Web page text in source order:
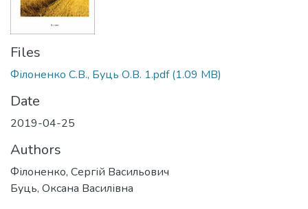
Files
Філоненко С.В., Буць О.В. 1.pdf(1.09 MB)
Date
2019-04-25
Authors
Філоненко, Сергій Васильович
Буць, Оксана Василівна